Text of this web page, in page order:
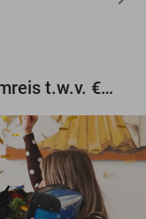
Maak gratis kans op een droomreis t.w.v. €3.000!